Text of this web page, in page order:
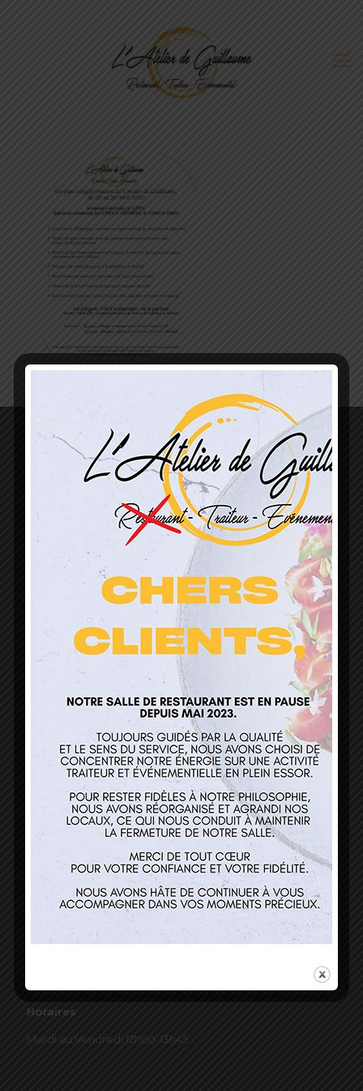
L’Atelier de Guillaume
1 Lieu Dit Sur Les Prés
68160 Sainte Marie Aux Mines
contact@atelierdeguillaume.fr
Nos services
Restaurant
Contact
Horaires
Mardi au Vendredi 12h00-13h45